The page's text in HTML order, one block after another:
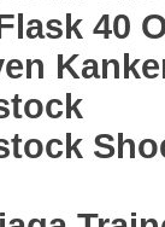
40